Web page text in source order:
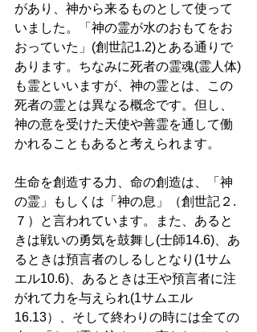
があり、神から来るものとして使って
いました。「神の霊が水のおもてをお
おっていた」(創世記1.2)とある通りで
あります。ちなみに死者の霊魂(霊人体)
も霊といいますが、神の霊とは、この
死者の霊とは異なる概念です。但し、
神の意を受けた天使や善霊を通して働
かれることもあると考えられます。
生命を創造する力、命の創造は、「神
の霊」もしくは「神の息」（創世記２.
７）と言われています。また、あると
きは戦いの勇気を鼓舞し(士師14.6)、あ
るときは預言者のしるしとなり(1サム
エル10.6)、あるときは王や預言者に注
がれて力を与えられ(1サムエル
16.13）、そして終わりの時には全ての